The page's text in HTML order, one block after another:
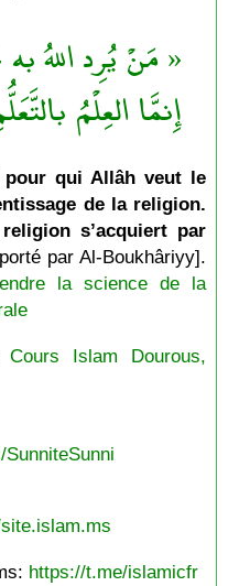
« مَنْ يُرِد اللهُ
إِنمَّا العِلْمُ
pour qui Allâh veut le
de la religion.
s’acquiert par
par Al-Boukhâriyy].
la science de la
Cours Islam Dourous,
https://t.me/islamicfr